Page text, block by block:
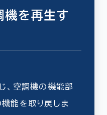
機を再生す
、空調機の機能部
能を取り戻しま